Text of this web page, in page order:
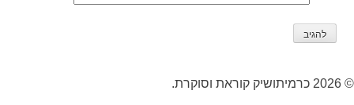
© 2026 כרמיתושיק קוראת וסוקרת.